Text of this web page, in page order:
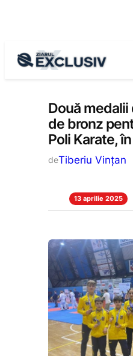
Stiri la zi
Două medalii
de bronz
Poli Karate,
deTiberiu Vințan
13 aprilie 2025